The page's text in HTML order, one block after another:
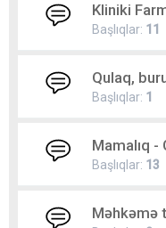
Kliniki
Başlıqlar: 11
Qulaq,
Başlıqlar: 1
Mamalıq -
Başlıqlar: 13
Məhkəmə